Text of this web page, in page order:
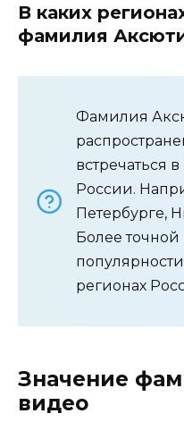
В каких
фамилия
Фамилия
встречаться
России.
Петербурге,
Более
регионах
Значение
видео